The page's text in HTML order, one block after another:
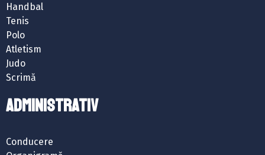
Handbal
Tenis
Polo
Atletism
Judo
Scrimă
ADMINISTRATIV
Conducere